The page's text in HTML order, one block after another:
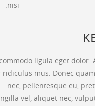
nisi.
ligula eget dolor.
mus. Donec
nec, pellentesque eu,
vel, aliquet nec,